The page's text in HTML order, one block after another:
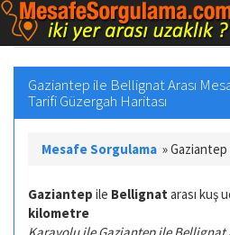
Gaziantep ile Bellignat Arası
Tarifi Güzergah Haritası
Mesafe Sorgulama »Gaziantep
Gaziantep ile Bellignat arası kuş
kilometre
Karayolu ile Gaziantep ile Bellignat